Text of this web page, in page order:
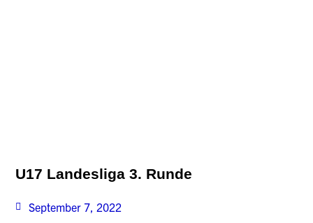
U17 Landesliga 3. Runde
September 7, 2022